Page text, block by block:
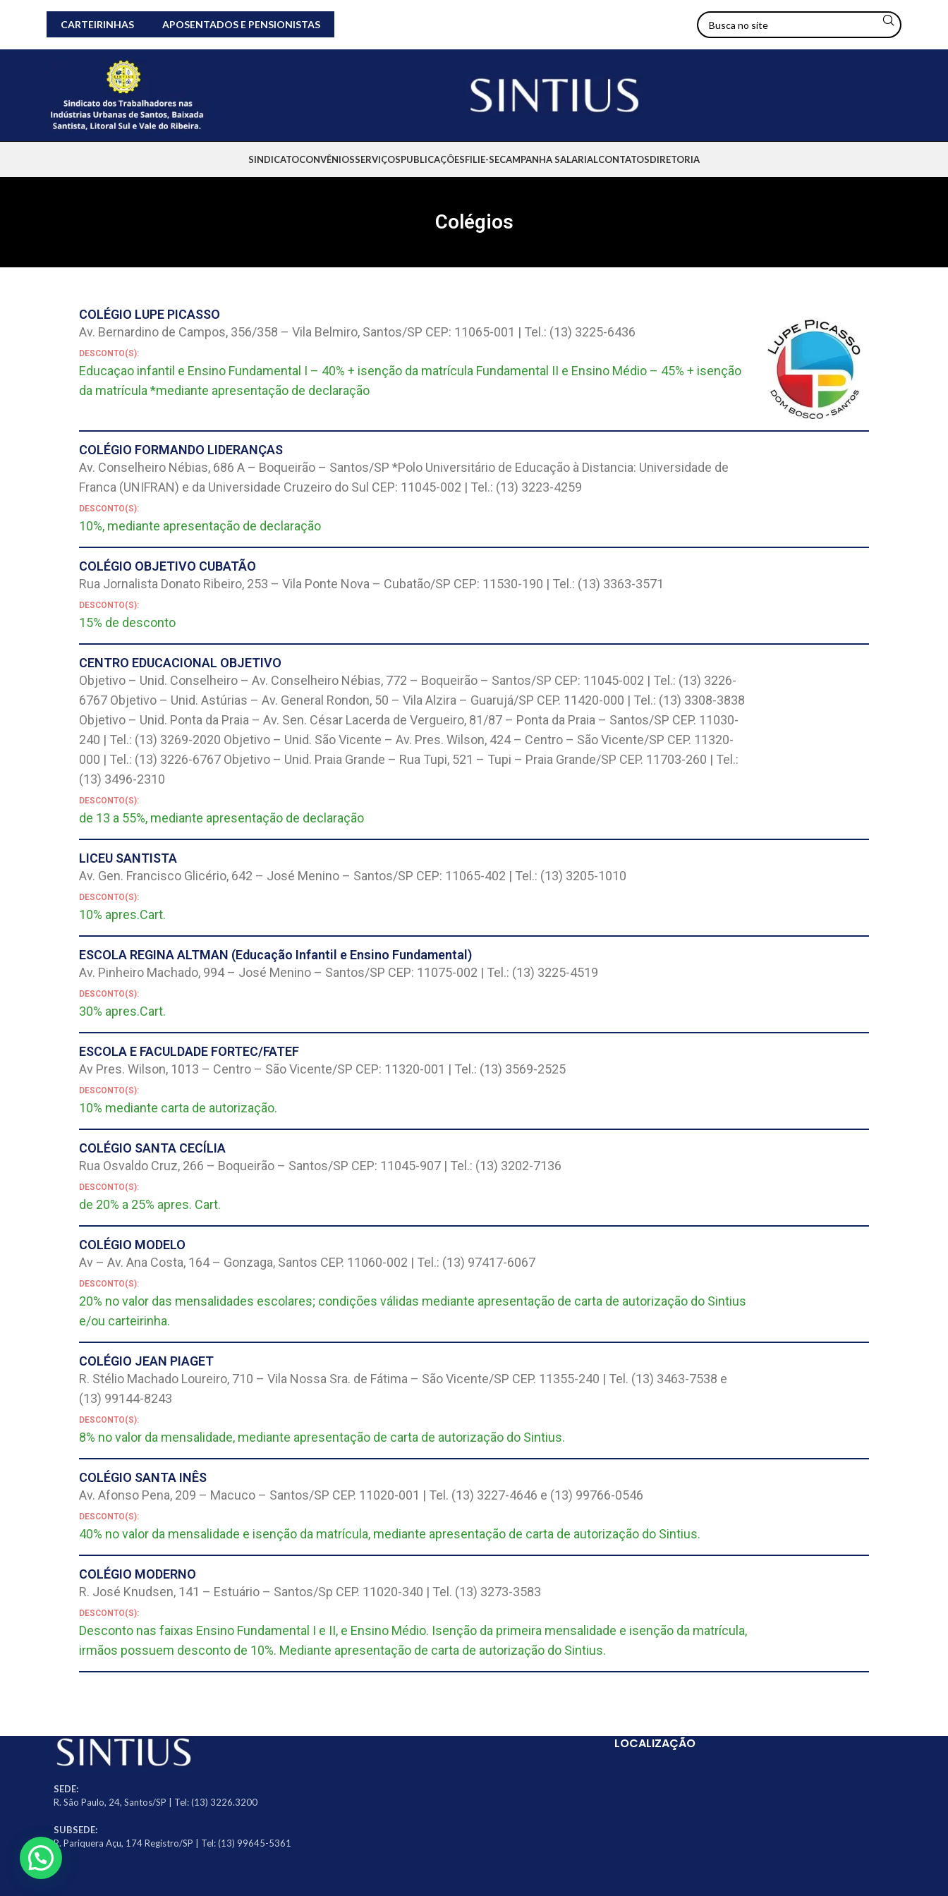
CARTEIRINHAS APOSENTADOS E PENSIONISTAS
SINDICATOCONVÊNIOSSERVIÇOSPUBLICAÇÕESFILIE-SECAMPANHA SALARIALCONTATOSDIRETORIA
Colégios
COLÉGIO LUPE PICASSO
Av. Bernardino de Campos, 356/358 – Vila Belmiro, Santos/SP CEP: 11065-001 | Tel.: (13) 3225-6436
DESCONTO(S):
Educaçao infantil e Ensino Fundamental I – 40% + isenção da matrícula Fundamental II e Ensino Médio – 45% + isenção
da matrícula *mediante apresentação de declaração
COLÉGIO FORMANDO LIDERANÇAS
Av. Conselheiro Nébias, 686 A – Boqueirão – Santos/SP *Polo Universitário de Educação à Distancia: Universidade de
Franca (UNIFRAN) e da Universidade Cruzeiro do Sul CEP: 11045-002 | Tel.: (13) 3223-4259
DESCONTO(S):
10%, mediante apresentação de declaração
COLÉGIO OBJETIVO CUBATÃO
Rua Jornalista Donato Ribeiro, 253 – Vila Ponte Nova – Cubatão/SP CEP: 11530-190 | Tel.: (13) 3363-3571
DESCONTO(S):
15% de desconto
CENTRO EDUCACIONAL OBJETIVO
Objetivo – Unid. Conselheiro – Av. Conselheiro Nébias, 772 – Boqueirão – Santos/SP CEP: 11045-002 | Tel.: (13) 3226-
6767 Objetivo – Unid. Astúrias – Av. General Rondon, 50 – Vila Alzira – Guarujá/SP CEP. 11420-000 | Tel.: (13) 3308-3838
Objetivo – Unid. Ponta da Praia – Av. Sen. César Lacerda de Vergueiro, 81/87 – Ponta da Praia – Santos/SP CEP. 11030-
240 | Tel.: (13) 3269-2020 Objetivo – Unid. São Vicente – Av. Pres. Wilson, 424 – Centro – São Vicente/SP CEP. 11320-
000 | Tel.: (13) 3226-6767 Objetivo – Unid. Praia Grande – Rua Tupi, 521 – Tupi – Praia Grande/SP CEP. 11703-260 | Tel.:
(13) 3496-2310
DESCONTO(S):
de 13 a 55%, mediante apresentação de declaração
LICEU SANTISTA
Av. Gen. Francisco Glicério, 642 – José Menino – Santos/SP CEP: 11065-402 | Tel.: (13) 3205-1010
DESCONTO(S):
10% apres.Cart.
ESCOLA REGINA ALTMAN (Educação Infantil e Ensino Fundamental)
Av. Pinheiro Machado, 994 – José Menino – Santos/SP CEP: 11075-002 | Tel.: (13) 3225-4519
DESCONTO(S):
30% apres.Cart.
ESCOLA E FACULDADE FORTEC/FATEF
Av Pres. Wilson, 1013 – Centro – São Vicente/SP CEP: 11320-001 | Tel.: (13) 3569-2525
DESCONTO(S):
10% mediante carta de autorização.
COLÉGIO SANTA CECÍLIA
Rua Osvaldo Cruz, 266 – Boqueirão – Santos/SP CEP: 11045-907 | Tel.: (13) 3202-7136
DESCONTO(S):
de 20% a 25% apres. Cart.
COLÉGIO MODELO
Av – Av. Ana Costa, 164 – Gonzaga, Santos CEP. 11060-002 | Tel.: (13) 97417-6067
DESCONTO(S):
20% no valor das mensalidades escolares; condições válidas mediante apresentação de carta de autorização do Sintius
e/ou carteirinha.
COLÉGIO JEAN PIAGET
R. Stélio Machado Loureiro, 710 – Vila Nossa Sra. de Fátima – São Vicente/SP CEP. 11355-240 | Tel. (13) 3463-7538 e
(13) 99144-8243
DESCONTO(S):
8% no valor da mensalidade, mediante apresentação de carta de autorização do Sintius.
COLÉGIO SANTA INÊS
Av. Afonso Pena, 209 – Macuco – Santos/SP CEP. 11020-001 | Tel. (13) 3227-4646 e (13) 99766-0546
DESCONTO(S):
40% no valor da mensalidade e isenção da matrícula, mediante apresentação de carta de autorização do Sintius.
COLÉGIO MODERNO
R. José Knudsen, 141 – Estuário – Santos/Sp CEP. 11020-340 | Tel. (13) 3273-3583
DESCONTO(S):
Desconto nas faixas Ensino Fundamental I e II, e Ensino Médio. Isenção da primeira mensalidade e isenção da matrícula,
irmãos possuem desconto de 10%. Mediante apresentação de carta de autorização do Sintius.
SEDE:
R. São Paulo, 24, Santos/SP | Tel: (13) 3226.3200
SUBSEDE:
R. Pariquera Açu, 174 Registro/SP | Tel: (13) 99645-5361
LOCALIZAÇÃO